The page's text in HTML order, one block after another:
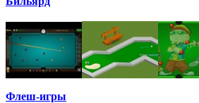
Флеш-игры